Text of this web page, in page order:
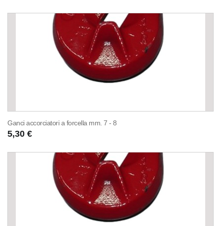
Ganci accorciatori a forcella mm. 7 - 8
5,30 €